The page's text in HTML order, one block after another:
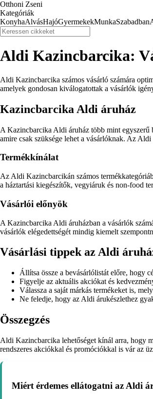
Otthoni Zseni
Kategóriák
KonyhaAlvásHajóGyermekekMunkaSzabadban
Aldi Kazincbarcika:
Aldi Kazincbarcika számos vásárló számára
amelyek gondosan kiválogatottak a vásárlók
Kazincbarcika Aldi áruház
A Kazincbarcika Aldi áruház több mint egyszerű
amire csak szüksége lehet a vásárlóknak. Az
Termékkínálat
Az Aldi Kazincbarcikán számos
a háztartási kiegészítők, vegyiáruk és non-food
Vásárlói előnyök
A Kazincbarcika Aldi áruházban a vásárlók
vásárlók elégedettségét mindig kiemelt
Vásárlási tippek az Aldi
Állítsa össze a bevásárlólistát előre, hogy
Figyelje az aktuális akciókat és
Válassza a saját márkás termékeket is,
Ne feledje, hogy az Aldi árukészlethez
Összegzés
Aldi Kazincbarcika lehetőséget kínál arra, hogy
rendszeres akciókkal és promóciókkal is vár az
Miért érdemes ellátogatni az Aldi